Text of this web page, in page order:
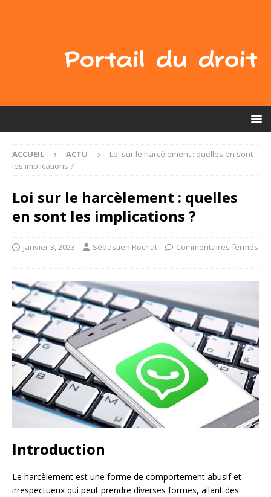
ACCUEIL ACTU
Loi sur le harcèlement : quelles en sont
les implications ?
Loi sur le harcèlement : quelles
en sont les implications ?
janvier 3, 2023 Sébastien Rochat Commentaires fermés
Introduction
Le harcèlement est une forme de comportement abusif et
irrespectueux qui peut prendre diverses formes, allant des